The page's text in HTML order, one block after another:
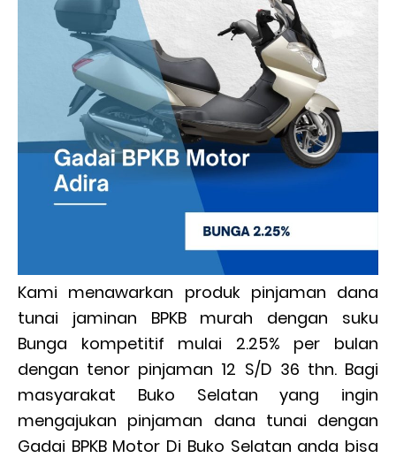
Kami menawarkan produk pinjaman dana
tunai jaminan BPKB murah dengan suku
Bunga kompetitif mulai 2.25% per bulan
dengan tenor pinjaman 12 S/D 36 thn. Bagi
masyarakat Buko Selatan yang ingin
mengajukan pinjaman dana tunai dengan
Gadai BPKB Motor Di Buko Selatan anda bisa